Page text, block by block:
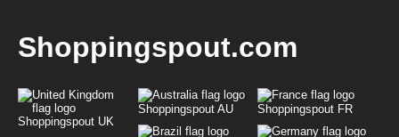
Shoppingspout.com
Shoppingspout UK
Shoppingspout AU Shoppingspout FR